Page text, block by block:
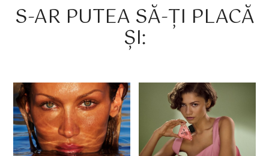
S-AR PUTEA SĂ-ȚI PLACĂ
ȘI: